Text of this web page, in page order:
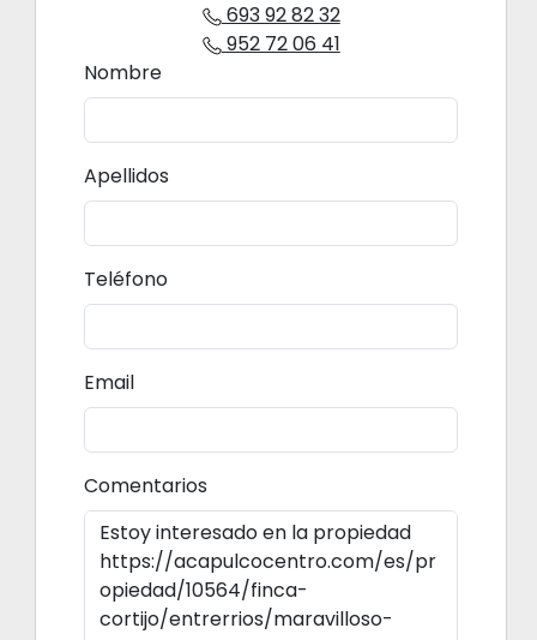
693 92 82 32
952 72 06 41
Nombre
Apellidos
Teléfono
Email
Comentarios